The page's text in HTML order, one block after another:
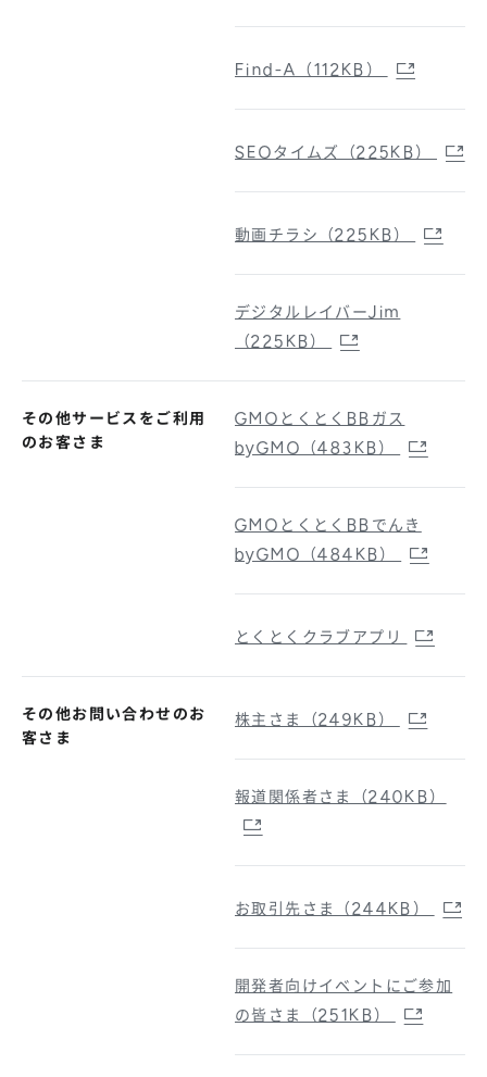
Find-A（112KB）
SEOタイムズ（225KB）
動画チラシ（225KB）
デジタルレイバーJim
（225KB）
その他サービスをご利用
のお客さま
GMOとくとくBBガス
byGMO（483KB）
GMOとくとくBBでんき
byGMO（484KB）
とくとくクラブアプリ
その他お問い合わせのお
客さま
株主さま（249KB）
報道関係者さま（240KB）
お取引先さま（244KB）
開発者向けイベントにご参加
の皆さま（251KB）